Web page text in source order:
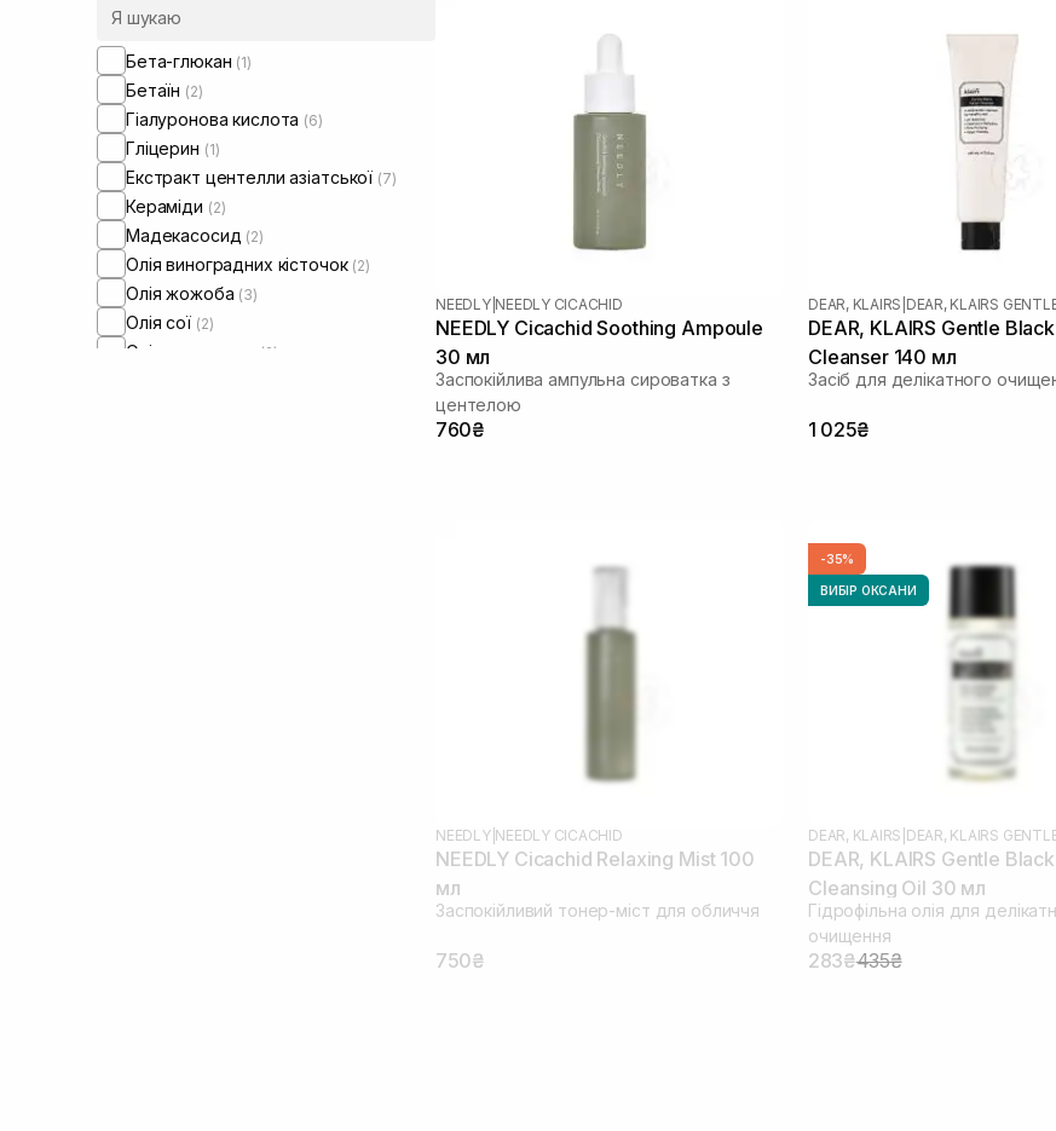
мікробіомом
Бета-глюкан (1)
Бетаїн (2)
Гіалуронова кислота (6)
Гліцерин (1)
Екстракт центелли азіатської (7)
Кераміди (2)
Мадекасосид (2)
Олія виноградних кісточок (2)
Олія жожоба (3)
Олія сої (2)
Олія соняшнику (2)
NEEDLY| NEEDLY CICACHID
NEEDLY Cicachid Soothing Ampoule
30 мл
Заспокійлива ампульна сироватка з
центелою
760₴
DEAR, KLAIRS DEAR, KLAIRS
DEAR, KLAIRS Gentle
Cleanser 140 мл
Засіб для делікатного
1 025₴
NEEDLY| NEEDLY CICACHID
NEEDLY Cicachid Relaxing Mist 100
мл
Заспокійливий тонер-міст для обличчя
750₴
-35%
ВИБІР ОКСАНИ
DEAR, KLAIRS DEAR, KLAIRS
DEAR, KLAIRS Gentle
Cleansing Oil 30 мл
Гідрофільна олія для
очищення
283₴435₴